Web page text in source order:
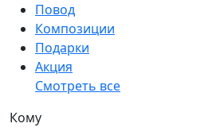
Повод
Композиции
Подарки
Акция
Смотреть все
Кому